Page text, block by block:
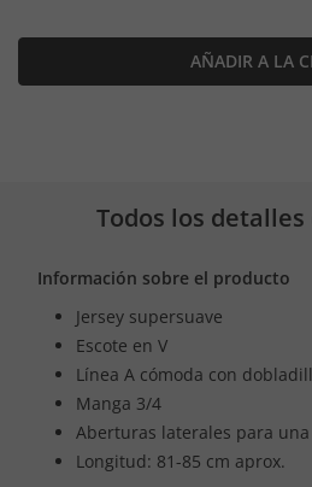
AÑADIR A LA
Todos los
Información sobre el producto
Jersey supersuave
Escote en V
Línea A cómoda con
Manga 3/4
Aberturas laterales para
Longitud: 81-85 cm aprox.